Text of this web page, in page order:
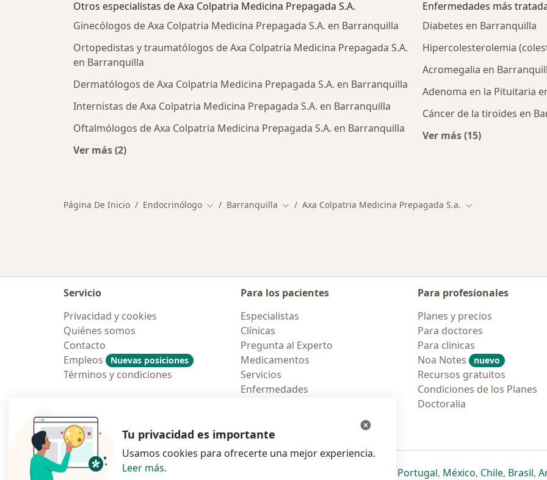
Otros especialistas de Axa Colpatria Medicina Prepagada S.A.
Ginecólogos de Axa Colpatria Medicina Prepagada S.A. en Barranquilla
Ortopedistas y traumatólogos de Axa Colpatria Medicina Prepagada S.A.
en Barranquilla
Dermatólogos de Axa Colpatria Medicina Prepagada S.A. en Barranquilla
Internistas de Axa Colpatria Medicina Prepagada S.A. en Barranquilla
Oftalmólogos de Axa Colpatria Medicina Prepagada S.A. en Barranquilla
Ver más (2)
Enfermedades más
Diabetes en Barranquilla
Hipercolesterolemia
Acromegalia en
Adenoma en la Pituitaria
Cáncer de la tiroides en
Ver más (15)
Página De Inicio Endocrinólogo Cambiar de ciudad
Barranquilla Cambiar de ciudad
Axa Colpatria Medicina Prepagada S.a. Cambiar de ciudad
Servicio
Privacidad y cookies
Quiénes somos
Contacto
Empleos
Nuevas posiciones
Términos y condiciones
Para los pacientes
Especialistas
Clínicas
Pregunta al Experto
Medicamentos
Servicios
Enfermedades
Para profesionales
Planes y precios
Para doctores
Para clinicas
Noa Notes
nuevo
Recursos gratuitos
Condiciones de los Planes
Doctoralia
Polska se abre en una nueva pestaña
se abre en una nueva pestaña
se abre en una nueva pestaña
se abre en una nueva pestaña
Portugalse abre en una nueva
, Méxicose abre en una
, Chilese abre
, Brasilse
,
Tu privacidad es importante
Usamos cookies para ofrecerte una mejor experiencia.
Leer más.